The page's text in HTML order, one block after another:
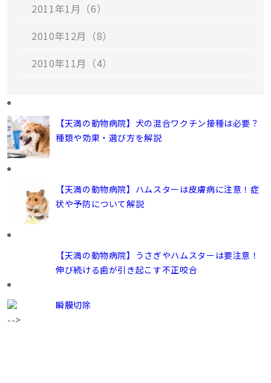
2011年1月（6）
2010年12月（8）
2010年11月（4）
【天満の動物病院】犬の混合ワクチン接種は必要？
種類や効果・選び方を解説
【天満の動物病院】ハムスターは皮膚病に注意！症
状や予防について解説
【天満の動物病院】うさぎやハムスターは要注意！
伸び続ける歯が引き起こす不正咬合
瞬膜切除
-->